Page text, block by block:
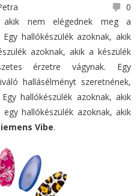
0
akik nem elégednek meg a
hallókészülék azoknak, akik
azoknak, akik a készülék
érzetre vágynak. Egy
hallásélményt szeretnének,
hallókészülék azoknak, akik
hallókészülék azoknak, akik
Vibe.